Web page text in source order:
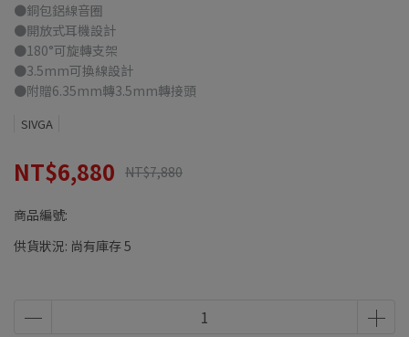
●銅包鋁線音圈
●開放式耳機設計
●180°可旋轉支架
●3.5mm可換線設計
●附贈6.35mm轉3.5mm轉接頭
SIVGA
NT$6,880 NT$7,880
商品編號:
供貨狀況: 尚有庫存 5